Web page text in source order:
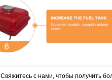
Свяжитесь с нами, чтобы получить